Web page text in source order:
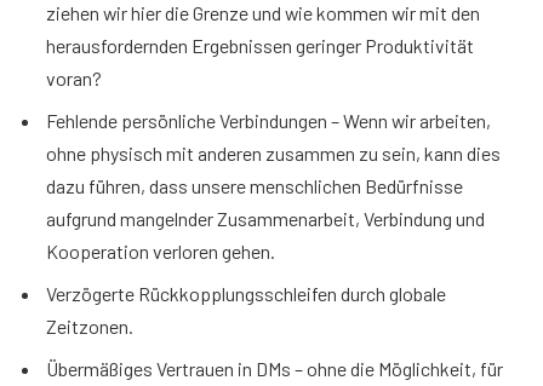
ziehen wir hier die Grenze und wie kommen wir mit den
herausfordernden Ergebnissen geringer Produktivität
voran?
Fehlende persönliche Verbindungen – Wenn wir arbeiten,
ohne physisch mit anderen zusammen zu sein, kann dies
dazu führen, dass unsere menschlichen Bedürfnisse
aufgrund mangelnder Zusammenarbeit, Verbindung und
Kooperation verloren gehen.
Verzögerte Rückkopplungsschleifen durch globale
Zeitzonen.
Übermäßiges Vertrauen in DMs – ohne die Möglichkeit, für